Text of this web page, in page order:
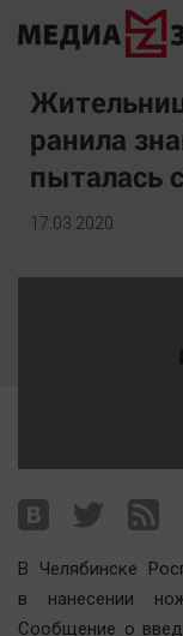
Новости
Экономика
Происшествия
Общество
Архив
Наша победа
Общество
Политика
ранила
пыталась
17.03.2020
В Челябинске
в нанесении
Сообщение о